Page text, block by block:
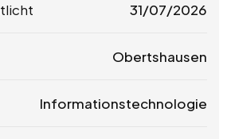
31/07/2026
Obertshausen
Informationstechnologie